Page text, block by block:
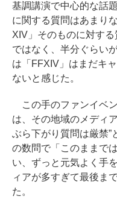
基調講演で中心的な話
に関する質問はあまり
XIV」そのものに対す
ではなく、半分ぐらい
は「FFXIV」はまだキ
ないと感じた。
この手のファンイベ
は、その地域のメディ
ぶら下がり質問は厳禁”
の数問で「このままで
い、ずっと元気よく手
ィアが多すぎて最後ま
た。